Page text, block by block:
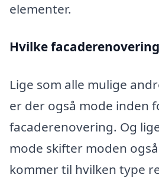
elementer.
Hvilke
Lige som alle mulige
er der også mode inden
facaderenovering. Og
mode skifter moden
kommer til hvilken type